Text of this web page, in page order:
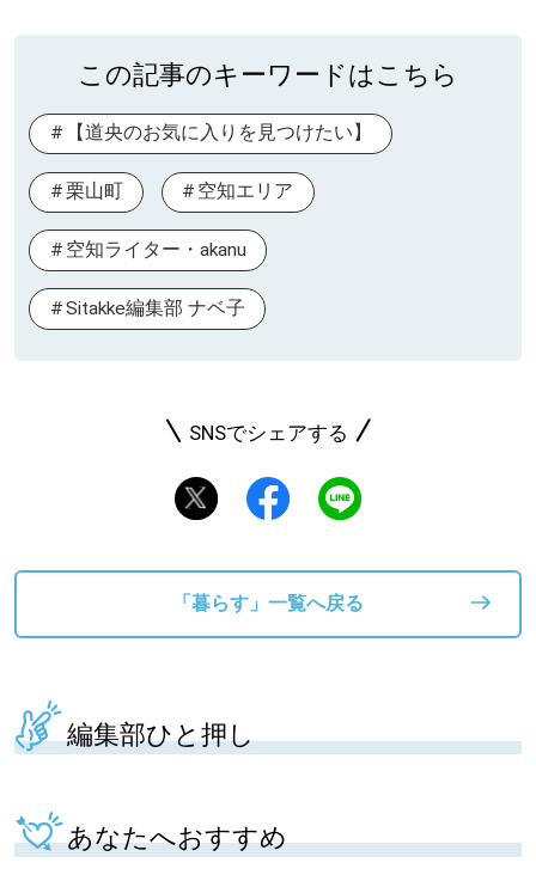
この記事のキーワードはこちら
【道央のお気に入りを見つけたい】
栗山町 空知エリア
空知ライター・akanu
Sitakke編集部 ナベ子
SNSでシェアする
「暮らす」一覧へ戻る
編集部ひと押し
あなたへおすすめ